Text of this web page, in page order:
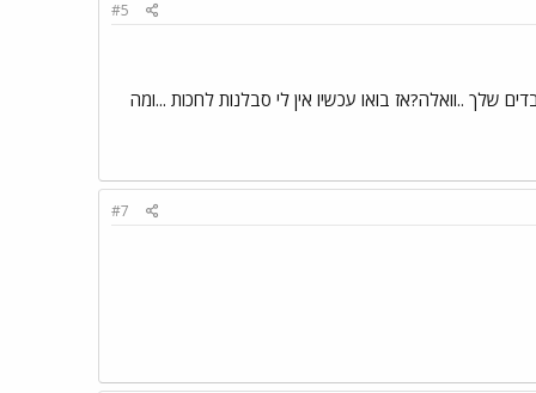
#5
שלך ..וואלה?אז בואו עכשיו אין לי סבלנות לחכות ...ומה
#7